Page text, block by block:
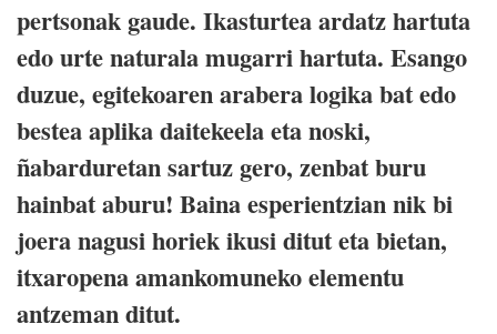
pertsonak gaude. Ikasturtea ardatz hartuta
edo urte naturala mugarri hartuta. Esango
duzue, egitekoaren arabera logika bat edo
bestea aplika daitekeela eta noski,
ñabarduretan sartuz gero, zenbat buru
hainbat aburu! Baina esperientzian nik bi
joera nagusi horiek ikusi ditut eta bietan,
itxaropena amankomuneko elementu
antzeman ditut.